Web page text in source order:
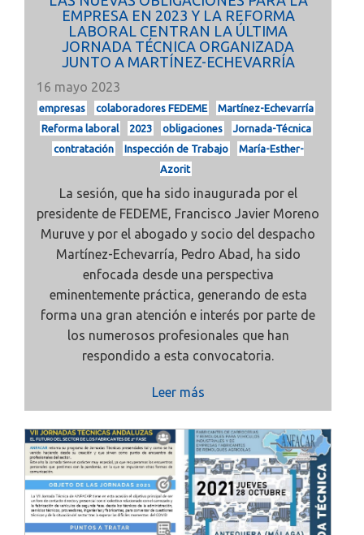
EMPRESA EN 2023 Y LA REFORMA
LABORAL CENTRAN LA ÚLTIMA
JORNADA TÉCNICA ORGANIZADA
JUNTO A MARTÍNEZ-ECHEVARRÍA
16 mayo 2023
empresas colaboradores FEDEME
Martínez-Echevarría
Reforma laboral
2023 obligaciones
Jornada-Técnica
contratación
Inspección de Trabajo
María-Esther-
Azorit
La sesión, que ha sido inaugurada por el
presidente de FEDEME, Francisco Javier Moreno
Muruve y por el abogado y socio del despacho
Martínez-Echevarría, Pedro Abad, ha sido
enfocada desde una perspectiva
eminentemente práctica, generando de esta
forma una gran atención e interés por parte de
los numerosos profesionales que han
respondido a esta convocatoria.
Leer más